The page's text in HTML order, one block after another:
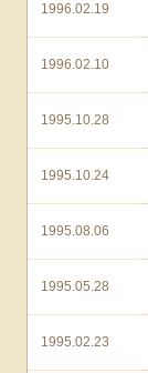
1996.02.19
1996.02.10
1995.10.28
1995.10.24
1995.08.06
1995.05.28
1995.02.23